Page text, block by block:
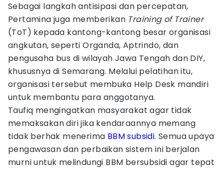
Sebagai langkah antisipasi dan percepatan,
Pertamina juga memberikan Training of Trainer
(ToT) kepada kantong-kantong besar organisasi
angkutan, seperti Organda, Aptrindo, dan
pengusaha bus di wilayah Jawa Tengah dan DIY,
khususnya di Semarang. Melalui pelatihan itu,
organisasi tersebut membuka Help Desk mandiri
untuk membantu para anggotanya.
Taufiq mengingatkan masyarakat agar tidak
memaksakan diri jika kendaraannya memang
tidak berhak menerima BBM subsidi. Semua upaya
pengawasan dan perbaikan sistem ini berjalan
murni untuk melindungi BBM bersubsidi agar tepat